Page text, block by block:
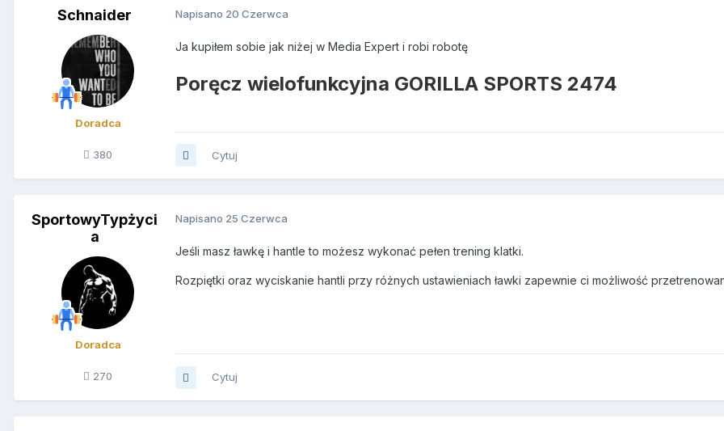
Schnaider
Doradca
380
Napisano 20 Czerwca
Ja kupiłem sobie jak niżej w Media Expert i robi robotę
Poręcz wielofunkcyjna GORILLA SPORTS 2474
Cytuj
SportowyTypżyci
a
Doradca
270
Napisano 25 Czerwca
Jeśli masz ławkę i hantle to możesz wykonać pełen trening klatki.
Rozpiętki oraz wyciskanie hantli przy różnych ustawieniach ławki zapewnie ci możliwość
Cytuj